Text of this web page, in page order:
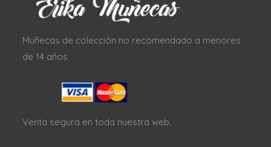
Muñecas de colección no recomendado a menores
de 14 años
Venta segura en toda nuestra web.